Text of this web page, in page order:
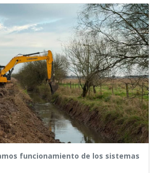
funcionamiento de los sistemas